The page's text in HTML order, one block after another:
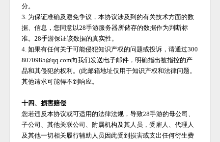
分。
3. 为保证准确及避免争议，本协议涉及到的有关技术方面的数
据、信息，您同意以28手游服务器所储存的数据作为判断标
准。28手游保证该数据的真实性。
4. 如果有任何关于可能侵犯知识产权的问题或投诉，请通过300
8070985@qq.com向我们发送电子邮件，明确指出被指控的产
品和其侵犯的权利。(此邮箱地址仅用于知识产权和法律问题。
其他请求可能得不到响应。
十四、损害赔偿
您若违反本协议或可适用的法律法规，导致28手游的母公司、
子公司、其他关联公司、附属机构及其人员，受雇人、代理人
及其他一切相关履行辅助人员因此受到损害或支出任何衍生费